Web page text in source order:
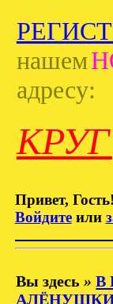
нашем
адресу:
Привет, Гость!
Войдитеили
Вы здесь »В